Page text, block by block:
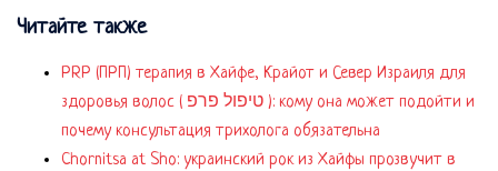
Читайте также
PRP (ПРП) терапия в Хайфе, Крайот и Север Израиля для
здоровья волос ( טיפול פרפ ): кому она может подойти и
почему консультация трихолога обязательна
Chornitsa at Sho: украинский рок из Хайфы прозвучит в